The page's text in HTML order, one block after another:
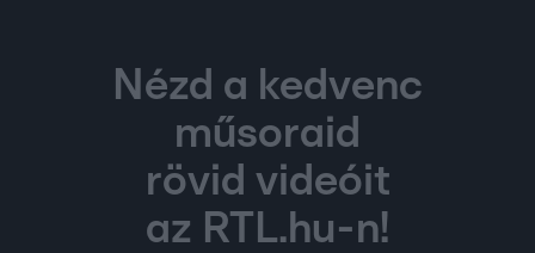
Nézd a kedvenc
műsoraid
rövid videóit
az RTL.hu-n!